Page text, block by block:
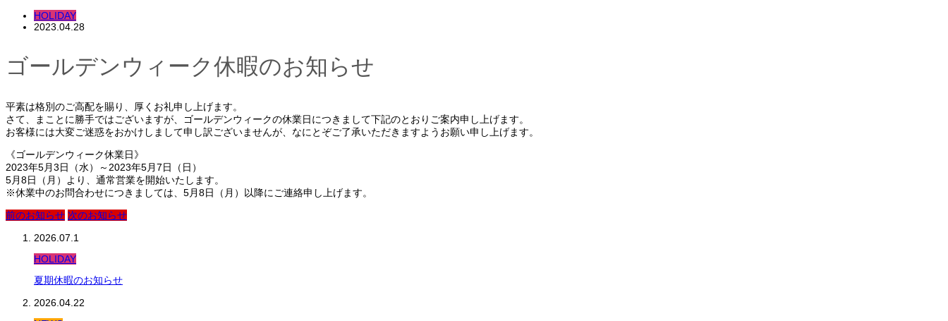
HOLIDAY
2023.04.28
ゴールデンウィーク休暇のお知らせ
平素は格別のご高配を賜り、厚くお礼申し上げます。
さて、まことに勝手ではございますが、ゴールデンウィークの休業日につきまして下記のとおりご案内申し上げます。
お客様には大変ご迷惑をおかけしまして申し訳ございませんが、なにとぞご了承いただきますようお願い申し上げます。
《ゴールデンウィーク休業日》
2023年5月3日（水）～2023年5月7日（日）
5月8日（月）より、通常営業を開始いたします。
※休業中のお問合わせにつきましては、5月8日（月）以降にご連絡申し上げます。
前のお知らせ 次のお知らせ
2026.07.1
HOLIDAY
夏期休暇のお知らせ
2026.04.22